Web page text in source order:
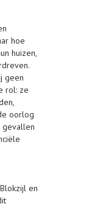
hoe
huizen,
geen
rol: ze
oorlog
gevallen
en